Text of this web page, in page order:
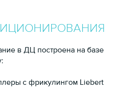
в ДЦ построена на базе
с фрикулингом Liebert